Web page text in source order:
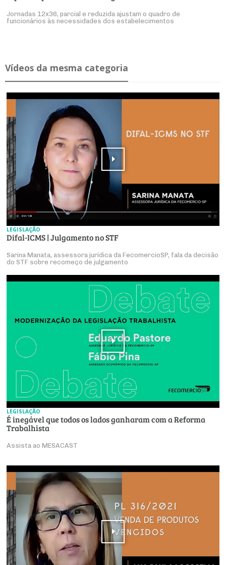
Jornadas 12x36, parcial e reduzida ajustam o quadro de
funcionários às necessidades dos estabelecimentos
Ví­deos da mesma ca­te­goria
LEGISLAÇÃO
Difal-ICMS | Julgamento no STF
Sarina Manata, assessora jurídica da FecomercioSP, fala da decisão
do STF sobre recomeço de julgamento
LEGISLAÇÃO
É inegável que todos os lados ganharam com a Reforma
Trabalhista
Assista ao MESACAST